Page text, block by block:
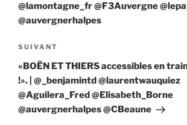
@lamontagne_fr @F3Auvergne
@auvergnerhalpes
Article
suivant
SUIVANT
«BOËN ET THIERS accessibles en
!». | @_benjamintd @laurentwauquiez
@Aguilera_Fred @Elisabeth_Borne
@auvergnerhalpes @CBeaune